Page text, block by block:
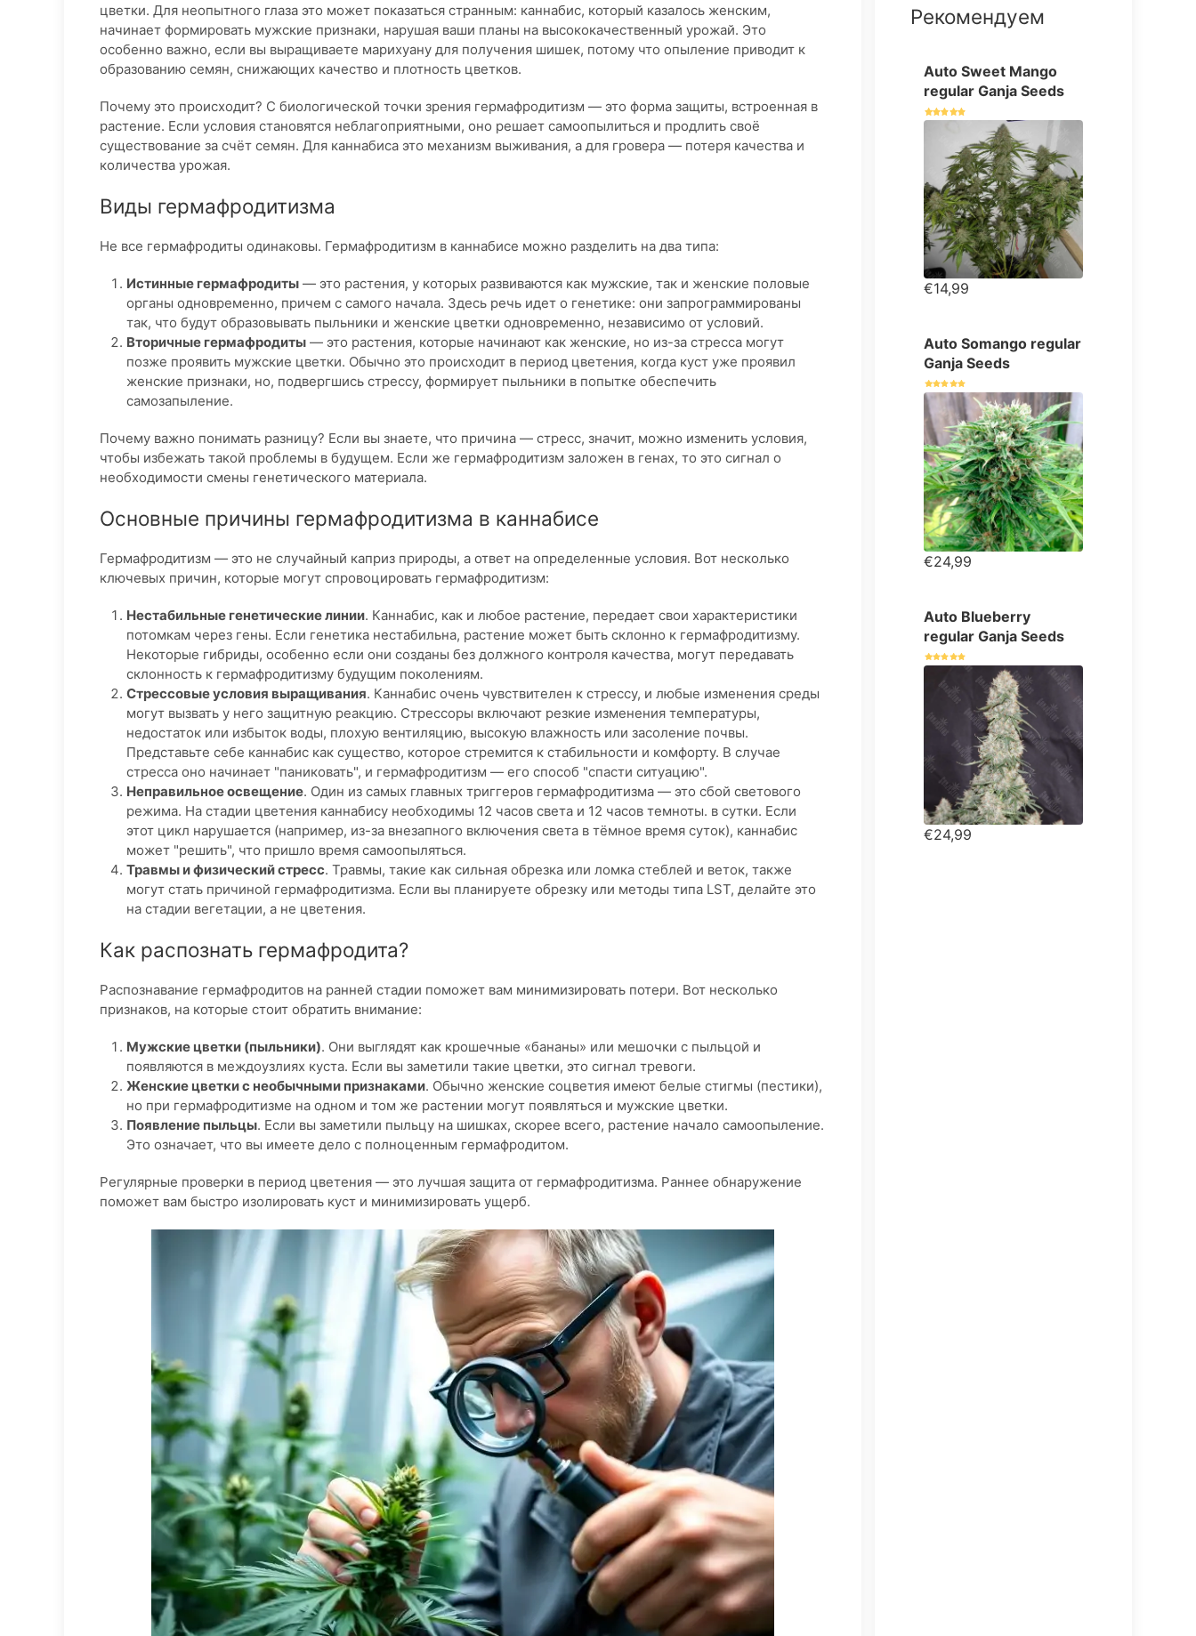
цветки. Для неопытного глаза это может показаться странным: каннабис, который казалось женским,
начинает формировать мужские признаки, нарушая ваши планы на высококачественный урожай. Это
особенно важно, если вы выращиваете марихуану для получения шишек, потому что опыление приводит к
образованию семян, снижающих качество и плотность цветков.
Почему это происходит? С биологической точки зрения гермафродитизм — это форма защиты, встроенная в
растение. Если условия становятся неблагоприятными, оно решает самоопылиться и продлить своё
существование за счёт семян. Для каннабиса это механизм выживания, а для гровера — потеря качества и
количества урожая.
Виды гермафродитизма
Не все гермафродиты одинаковы. Гермафродитизм в каннабисе можно разделить на два типа:
Истинные гермафродиты — это растения, у которых развиваются как мужские, так и женские половые
органы одновременно, причем с самого начала. Здесь речь идет о генетике: они запрограммированы
так, что будут образовывать пыльники и женские цветки одновременно, независимо от условий.
Вторичные гермафродиты — это растения, которые начинают как женские, но из-за стресса могут
позже проявить мужские цветки. Обычно это происходит в период цветения, когда куст уже проявил
женские признаки, но, подвергшись стрессу, формирует пыльники в попытке обеспечить
самозапыление.
Почему важно понимать разницу? Если вы знаете, что причина — стресс, значит, можно изменить условия,
чтобы избежать такой проблемы в будущем. Если же гермафродитизм заложен в генах, то это сигнал о
необходимости смены генетического материала.
Основные причины гермафродитизма в каннабисе
Гермафродитизм — это не случайный каприз природы, а ответ на определенные условия. Вот несколько
ключевых причин, которые могут спровоцировать гермафродитизм:
Нестабильные генетические линии. Каннабис, как и любое растение, передает свои характеристики
потомкам через гены. Если генетика нестабильна, растение может быть склонно к гермафродитизму.
Некоторые гибриды, особенно если они созданы без должного контроля качества, могут передавать
склонность к гермафродитизму будущим поколениям.
Стрессовые условия выращивания. Каннабис очень чувствителен к стрессу, и любые изменения среды
могут вызвать у него защитную реакцию. Стрессоры включают резкие изменения температуры,
недостаток или избыток воды, плохую вентиляцию, высокую влажность или засоление почвы.
Представьте себе каннабис как существо, которое стремится к стабильности и комфорту. В случае
стресса оно начинает "паниковать", и гермафродитизм — его способ "спасти ситуацию".
Неправильное освещение. Один из самых главных триггеров гермафродитизма — это сбой светового
режима. На стадии цветения каннабису необходимы 12 часов света и 12 часов темноты. в сутки. Если
этот цикл нарушается (например, из-за внезапного включения света в тёмное время суток), каннабис
может "решить", что пришло время самоопыляться.
Травмы и физический стресс. Травмы, такие как сильная обрезка или ломка стеблей и веток, также
могут стать причиной гермафродитизма. Если вы планируете обрезку или методы типа LST, делайте это
на стадии вегетации, а не цветения.
Как распознать гермафродита?
Распознавание гермафродитов на ранней стадии поможет вам минимизировать потери. Вот несколько
признаков, на которые стоит обратить внимание:
Мужские цветки (пыльники). Они выглядят как крошечные «бананы» или мешочки с пыльцой и
появляются в междоузлиях куста. Если вы заметили такие цветки, это сигнал тревоги.
Женские цветки с необычными признаками. Обычно женские соцветия имеют белые стигмы (пестики),
но при гермафродитизме на одном и том же растении могут появляться и мужские цветки.
Появление пыльцы. Если вы заметили пыльцу на шишках, скорее всего, растение начало самоопыление.
Это означает, что вы имеете дело с полноценным гермафродитом.
Регулярные проверки в период цветения — это лучшая защита от гермафродитизма. Раннее обнаружение
поможет вам быстро изолировать куст и минимизировать ущерб.
Рекомендуем
Auto Sweet Mango
regular Ganja Seeds
€14,99
Auto Somango regular
Ganja Seeds
€24,99
Auto Blueberry
regular Ganja Seeds
€24,99